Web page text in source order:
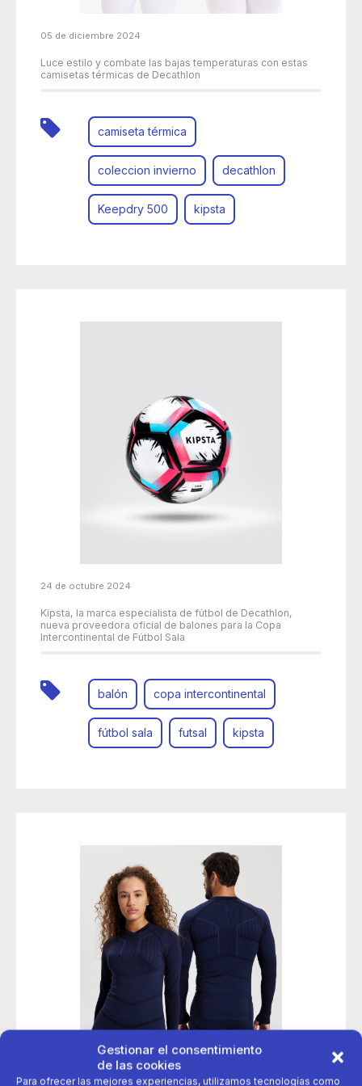
Gestionar el consentimiento
de las cookies
Para ofrecer las mejores experiencias, utilizamos tecnologías como
05 de diciembre 2024
Luce estilo y combate las bajas temperaturas con estas
camisetas térmicas de Decathlon
camiseta térmica
coleccion invierno decathlon
Keepdry 500 kipsta
24 de octubre 2024
Kipsta, la marca especialista de fútbol de Decathlon,
nueva proveedora oficial de balones para la Copa
Intercontinental de Fútbol Sala
balón copa intercontinental
fútbol sala futsal kipsta